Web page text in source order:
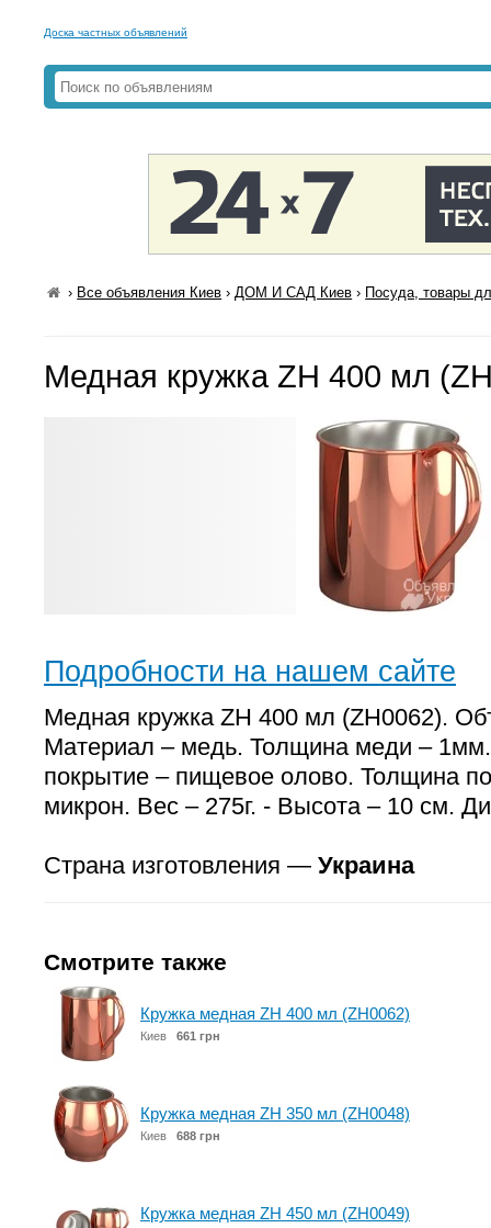
Доска частных объявлений
› Все объявления Киев ›ДОМ И САД Киев › Посуда, товары
Медная кружка ZH 400 мл
Подробности на нашем сайте
Медная кружка ZH 400 мл (ZH0062).
Материал – медь. Толщина меди –
покрытие – пищевое олово. Толщина
микрон. Вес – 275г. - Высота – 10 см.
Страна изготовления — Украина
Смотрите также
Кружка медная ZH 400 мл (ZH0062)
Киев 661 грн
Кружка медная ZH 350 мл (ZH0048)
Киев 688 грн
Кружка медная ZH 450 мл (ZH0049)